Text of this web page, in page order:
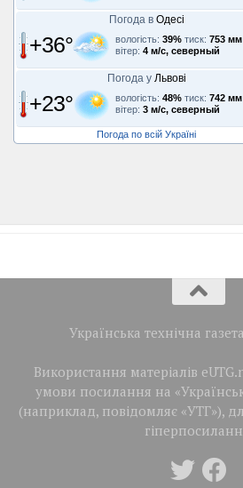
Погода в Одесі
+36° вологість: 39% тиск: 753 мм
вітер: 4 м/с, северный
Погода у Львові
+23° вологість: 48% тиск: 742 мм
вітер: 3 м/с, северный
Погода по всій Україні
Українська технічна
Використання матеріалів
умови посилання на
(наприклад, повідомляє «УТГ»),